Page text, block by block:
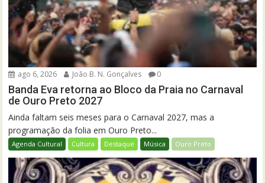
ago 6, 2026 João B. N. Gonçalves 0
Banda Eva retorna ao Bloco da Praia no Carnaval
de Ouro Preto 2027
Ainda faltam seis meses para o Carnaval 2027, mas a
programação da folia em Ouro Preto...
Agenda Cultural Cultura Destaque Música Ouro Preto